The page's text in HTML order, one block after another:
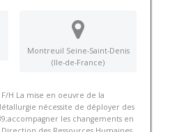
Montreuil Seine-Saint-Denis
(Ile-de-France)
H La mise en oeuvre de la
nécessite de déployer des
les changements en